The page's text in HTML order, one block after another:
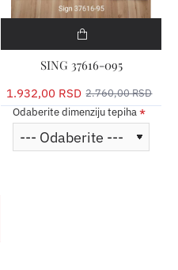
SING 37616-095
1.932,00 RSD 2.760,00 RSD
Odaberite dimenziju tepiha